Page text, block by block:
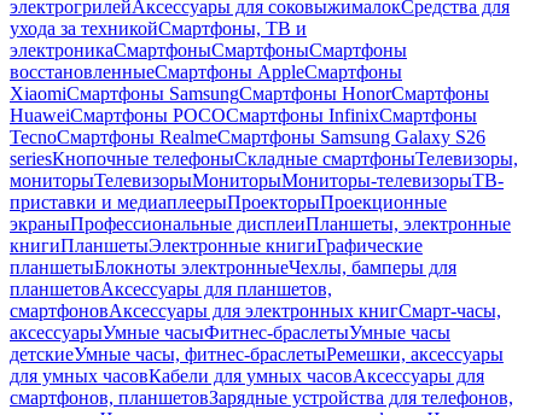
электрогрилейАксессуары для соковыжималокСредства для
ухода за техникойСмартфоны, ТВ и
электроникаСмартфоныСмартфоныСмартфоны
восстановленныеСмартфоны AppleСмартфоны
XiaomiСмартфоны SamsungСмартфоны HonorСмартфоны
HuaweiСмартфоны POCOСмартфоны InfinixСмартфоны
TecnoСмартфоны RealmeСмартфоны Samsung Galaxy S26
seriesКнопочные телефоныСкладные смартфоныТелевизоры,
мониторыТелевизорыМониторыМониторы-телевизорыТВ-
приставки и медиаплеерыПроекторыПроекционные
экраныПрофессиональные дисплеиПланшеты, электронные
книгиПланшетыЭлектронные книгиГрафические
планшетыБлокноты электронныеЧехлы, бамперы для
планшетовАксессуары для планшетов,
смартфоновАксессуары для электронных книгСмарт-часы,
аксессуарыУмные часыФитнес-браслетыУмные часы
детскиеУмные часы, фитнес-браслетыРемешки, аксессуары
для умных часовКабели для умных часовАксессуары для
смартфонов, планшетовЗарядные устройства для телефонов,